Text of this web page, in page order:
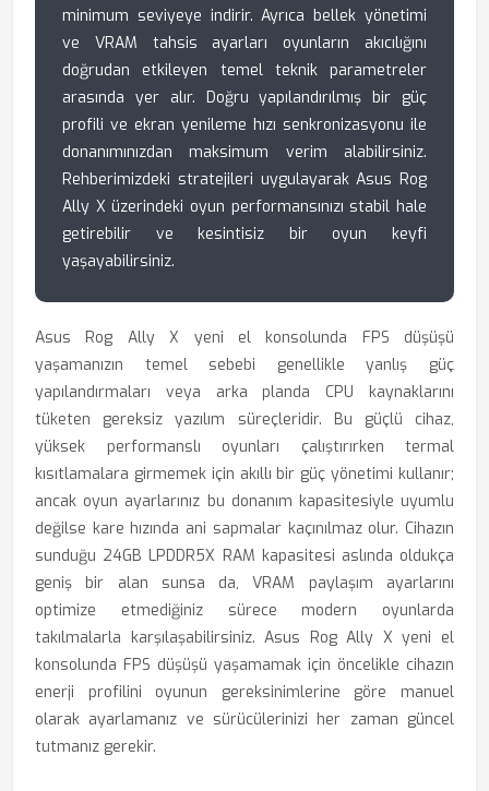
minimum seviyeye indirir. Ayrıca bellek yönetimi
ve VRAM tahsis ayarları oyunların akıcılığını
doğrudan etkileyen temel teknik parametreler
arasında yer alır. Doğru yapılandırılmış bir güç
profili ve ekran yenileme hızı senkronizasyonu ile
donanımınızdan maksimum verim alabilirsiniz.
Rehberimizdeki stratejileri uygulayarak Asus Rog
Ally X üzerindeki oyun performansınızı stabil hale
getirebilir ve kesintisiz bir oyun keyfi
yaşayabilirsiniz.
Asus Rog Ally X yeni el konsolunda FPS düşüşü
yaşamanızın temel sebebi genellikle yanlış güç
yapılandırmaları veya arka planda CPU kaynaklarını
tüketen gereksiz yazılım süreçleridir. Bu güçlü cihaz,
yüksek performanslı oyunları çalıştırırken termal
kısıtlamalara girmemek için akıllı bir güç yönetimi kullanır;
ancak oyun ayarlarınız bu donanım kapasitesiyle uyumlu
değilse kare hızında ani sapmalar kaçınılmaz olur. Cihazın
sunduğu 24GB LPDDR5X RAM kapasitesi aslında oldukça
geniş bir alan sunsa da, VRAM paylaşım ayarlarını
optimize etmediğiniz sürece modern oyunlarda
takılmalarla karşılaşabilirsiniz. Asus Rog Ally X yeni el
konsolunda FPS düşüşü yaşamamak için öncelikle cihazın
enerji profilini oyunun gereksinimlerine göre manuel
olarak ayarlamanız ve sürücülerinizi her zaman güncel
tutmanız gerekir.